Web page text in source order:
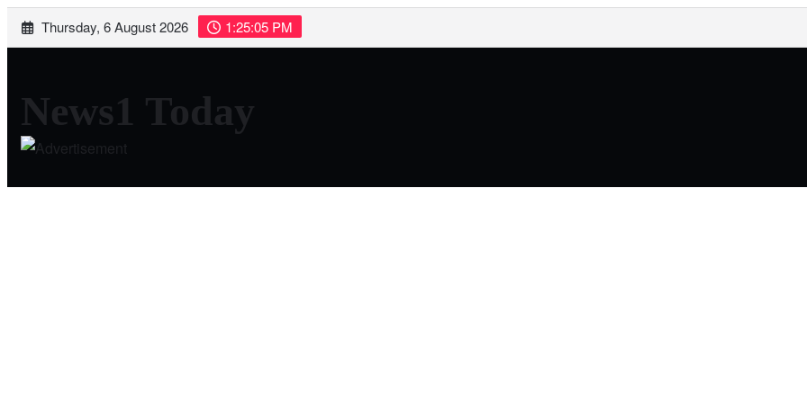
Skip
to
Thursday, 6 August 2026 1:25:06 PM
News1 Today